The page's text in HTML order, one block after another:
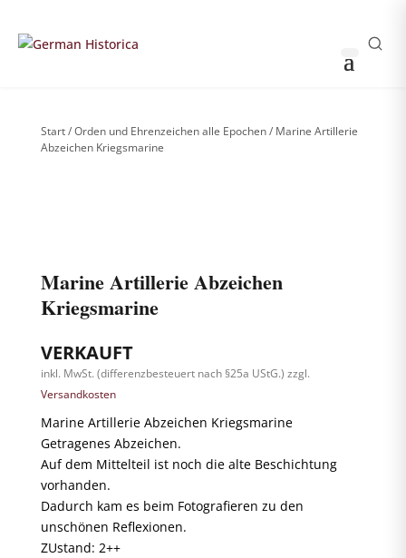
Start/Orden und Ehrenzeichen alle Epochen/ Marine Artillerie
Abzeichen Kriegsmarine
Marine Artillerie Abzeichen
Kriegsmarine
VERKAUFT
inkl. MwSt. (differenzbesteuert nach §25a UStG.) zzgl.
Versandkosten
Marine Artillerie Abzeichen Kriegsmarine
Getragenes Abzeichen.
Auf dem Mittelteil ist noch die alte Beschichtung
vorhanden.
Dadurch kam es beim Fotografieren zu den
unschönen Reflexionen.
ZUstand: 2++